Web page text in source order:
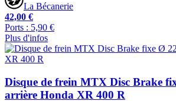
La Bécanerie
42,00 €
Ports : 5,90 €
Plus d'infos
Disque de frein MTX Disc Brake
arrière Honda XR 400 R